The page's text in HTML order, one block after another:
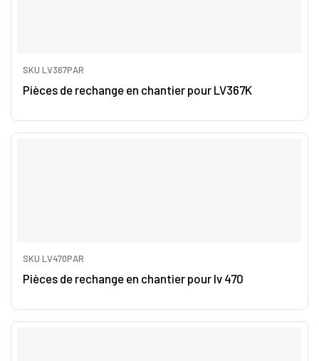
SKU LV367PAR
Pièces de rechange en chantier pour LV367K
SKU LV470PAR
Pièces de rechange en chantier pour lv 470